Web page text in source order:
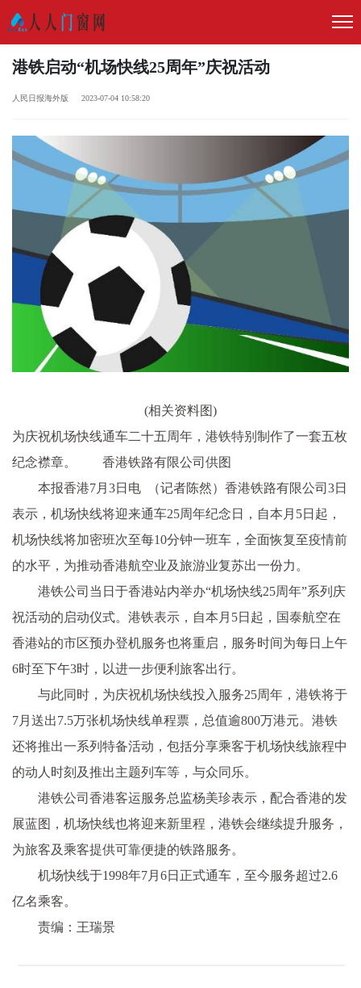
港铁启动“机场快线25周年”庆祝活动
人民日报海外版 2023-07-04 10:58:20
(相关资料图)
为庆祝机场快线通车二十五周年，港铁特别制作了一套五枚
纪念襟章。 香港铁路有限公司供图
本报香港7月3日电 （记者陈然）香港铁路有限公司3日
表示，机场快线将迎来通车25周年纪念日，自本月5日起，
机场快线将加密班次至每10分钟一班车，全面恢复至疫情前
的水平，为推动香港航空业及旅游业复苏出一份力。
港铁公司当日于香港站内举办“机场快线25周年”系列庆
祝活动的启动仪式。港铁表示，自本月5日起，国泰航空在
香港站的市区预办登机服务也将重启，服务时间为每日上午
6时至下午3时，以进一步便利旅客出行。
与此同时，为庆祝机场快线投入服务25周年，港铁将于
7月送出7.5万张机场快线单程票，总值逾800万港元。港铁
还将推出一系列特备活动，包括分享乘客于机场快线旅程中
的动人时刻及推出主题列车等，与众同乐。
港铁公司香港客运服务总监杨美珍表示，配合香港的发
展蓝图，机场快线也将迎来新里程，港铁会继续提升服务，
为旅客及乘客提供可靠便捷的铁路服务。
机场快线于1998年7月6日正式通车，至今服务超过2.6
亿名乘客。
责编：王瑞景